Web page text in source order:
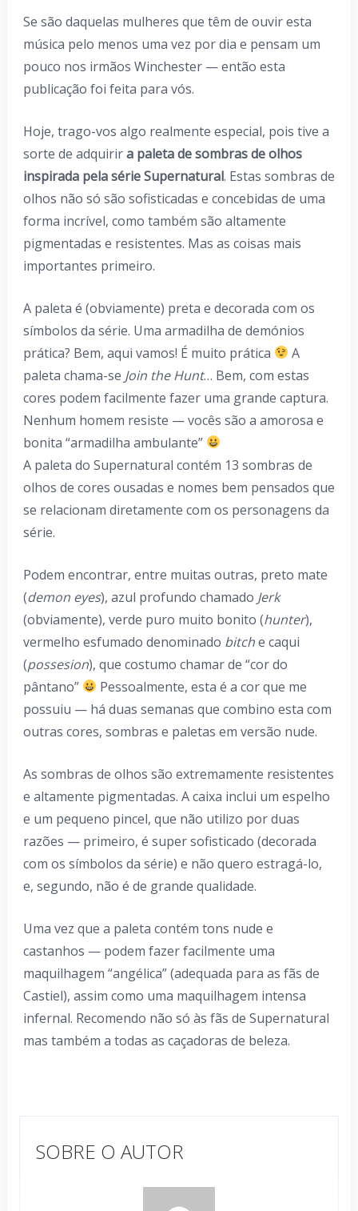
Se são daquelas mulheres que têm de ouvir esta
música pelo menos uma vez por dia e pensam um
pouco nos irmãos Winchester — então esta
publicação foi feita para vós.
Hoje, trago-vos algo realmente especial, pois tive a
sorte de adquirira paleta de sombras de olhos
inspirada pela série Supernatural. Estas sombras de
olhos não só são sofisticadas e concebidas de uma
forma incrível, como também são altamente
pigmentadas e resistentes. Mas as coisas mais
importantes primeiro.
A paleta é (obviamente) preta e decorada com os
símbolos da série. Uma armadilha de demónios
prática? Bem, aqui vamos! É muito prática
A
paleta chama-se Join the Hunt… Bem, com estas
cores podem facilmente fazer uma grande captura.
Nenhum homem resiste — vocês são a amorosa e
bonita “armadilha ambulante”
A paleta do Supernatural contém 13 sombras de
olhos de cores ousadas e nomes bem pensados que
se relacionam diretamente com os personagens da
série.
Podem encontrar, entre muitas outras, preto mate
(demon eyes), azul profundo chamado Jerk
(obviamente), verde puro muito bonito (hunter),
vermelho esfumado denominado bitche caqui
(possesion), que costumo chamar de “cor do
pântano”
Pessoalmente, esta é a cor que me
possuiu — há duas semanas que combino esta com
outras cores, sombras e paletas em versão nude.
As sombras de olhos são extremamente resistentes
e altamente pigmentadas. A caixa inclui um espelho
e um pequeno pincel, que não utilizo por duas
razões — primeiro, é super sofisticado (decorada
com os símbolos da série) e não quero estragá-lo,
e, segundo, não é de grande qualidade.
Uma vez que a paleta contém tons nude e
castanhos — podem fazer facilmente uma
maquilhagem “angélica” (adequada para as fãs de
Castiel), assim como uma maquilhagem intensa
infernal. Recomendo não só às fãs de Supernatural
mas também a todas as caçadoras de beleza.
SOBRE O AUTOR